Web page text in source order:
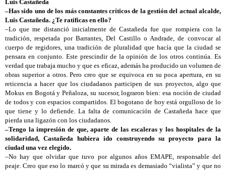
Luis Castañeda
–Has sido uno de los más constantes críticos de la gestión del actual alcalde,
Luis Castañeda. ¿Te ratificas en ello?
–Lo que me distanció inicialmente de Castañeda fue que rompiera con la
tradición, respetada por Barrantes, Del Castillo o Andrade, de convocar al
cuerpo de regidores, una tradición de pluralidad que hacía que la ciudad se
pensara en conjunto. Este prescindir de la opinión de los otros continúa. Es
verdad que trabaja mucho y que es eficaz, además ha producido un volumen de
obras superior a otros. Pero creo que se equivoca en su poca apertura, en su
reticencia a hacer que los ciudadanos participen de sus proyectos, algo que
Mokus en Bogotá y Peñaloza, su sucesor, lograron bien: esa noción de ciudad
de todos y con espacios compartidos. El bogotano de hoy está orgulloso de lo
que tiene y lo defiende. La falta de comunicación de Castañeda hace que
pierda una ligazón con los ciudadanos.
–Tengo la impresión de que, aparte de las escaleras y los hospitales de la
solidaridad, Castañeda hubiera ido construyendo su proyecto para la
ciudad una vez elegido.
–No hay que olvidar que tuvo por algunos años EMAPE, responsable del
peaje. Creo que eso lo marcó y que su mirada es demasiado “vialista” y que no